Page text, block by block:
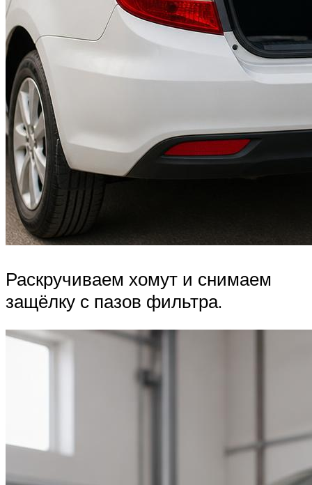
Раскручиваем хомут и снимаем
защёлку с пазов фильтра.